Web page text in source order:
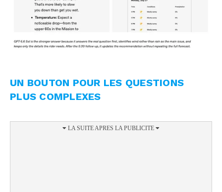
UN BOUTON POUR LES QUESTIONS
PLUS COMPLEXES